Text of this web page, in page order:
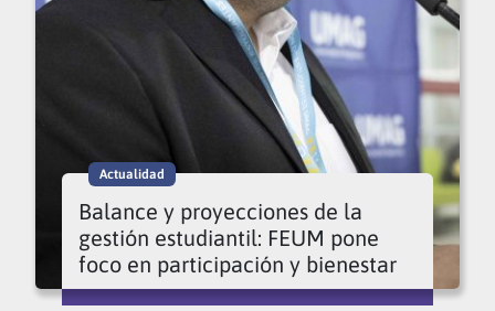
Actualidad
Balance y proyecciones de la
gestión estudiantil: FEUM pone
foco en participación y bienestar